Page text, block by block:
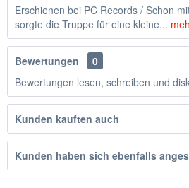
Erschienen bei PC Records / Schon
sorgte die Truppe für eine kleine...
Bewertungen
0
Bewertungen lesen, schreiben und
Kunden kauften auch
Kunden haben sich ebenfalls